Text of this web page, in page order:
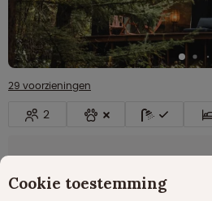
29 voorzieningen
2
Bed- en badlinnen voorzien
Cookie toestemming